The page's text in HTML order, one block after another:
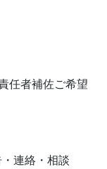
任者補佐ご希望
連絡・相談